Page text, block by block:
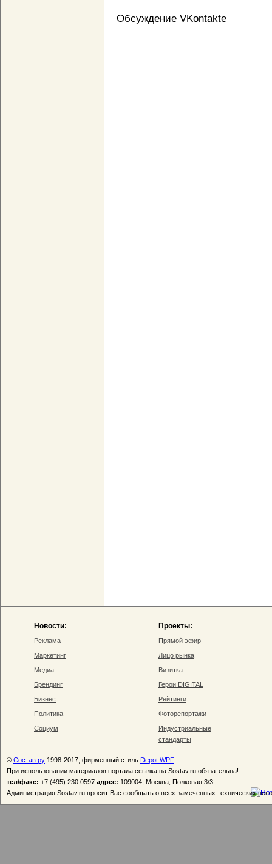
Обсуждение VKontakte
Новости:
Реклама
Маркетинг
Медиа
Брендинг
Бизнес
Политика
Социум
Проекты:
Прямой эфир
Лицо рынка
Визитка
Герои DIGITAL
Рейтинги
Фоторепортажи
Индустриальные
стандарты
© Состав.ру 1998-2017, фирменный стиль Depot WPF
При использовании материалов портала ссылка на Sostav.ru обязательна!
тел/факс: +7 (495) 230 0597 адрес: 109004, Москва, Полковая 3/3
Администрация Sostav.ru просит Вас сообщать о всех замеченных технических